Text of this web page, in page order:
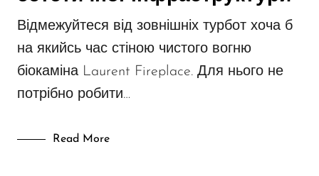
Відмежуйтеся від зовнішніх турбот хоча б
на якийсь час стіною чистого вогню
біокаміна Laurent Fireplace. Для нього не
потрібно робити…
Read More